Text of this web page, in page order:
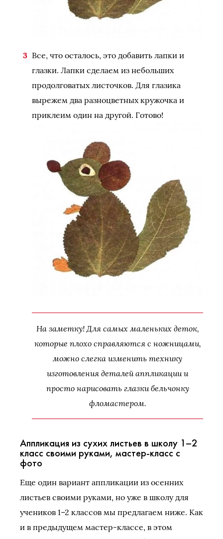
Все, что осталось, это добавить лапки и
глазки. Лапки сделаем из небольших
продолговатых листочков. Для глазика
вырежем два разноцветных кружочка и
приклеим один на другой. Готово!
На заметку! Для самых маленьких деток,
которые плохо справляются с ножницами,
можно слегка изменить технику
изготовления деталей аппликации и
просто нарисовать глазки бельчонку
фломастером.
Аппликация из сухих листьев в школу 1–2
класс своими руками, мастер-класс с
фото
Еще один вариант аппликации из осенних
листьев своими руками, но уже в школу для
учеников 1–2 классов мы предлагаем ниже. Как
и в предыдущем мастер-классе, в этом